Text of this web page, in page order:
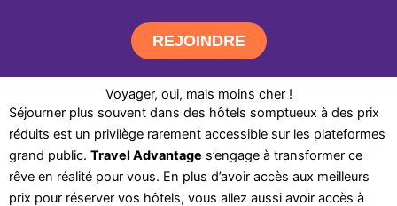
REJOINDRE
Voyager, oui, mais moins cher !
Séjourner plus souvent dans des hôtels somptueux à des prix
réduits est un privilège rarement accessible sur les plateformes
grand public. Travel Advantage s’engage à transformer ce
rêve en réalité pour vous. En plus d’avoir accès aux meilleurs
prix pour réserver vos hôtels, vous allez aussi avoir accès à